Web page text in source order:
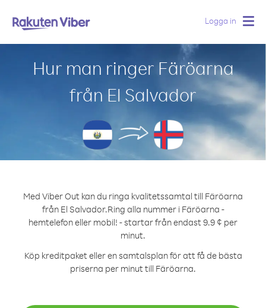
Logga in
Hur man ringer Färöarna
från El Salvador
Med Viber Out kan du ringa kvalitetssamtal till Färöarna
från El Salvador.Ring alla nummer i Färöarna -
hemtelefon eller mobil! - startar från endast 9.9 ¢ per
minut.
Köp kreditpaket eller en samtalsplan för att få de bästa
priserna per minut till Färöarna.